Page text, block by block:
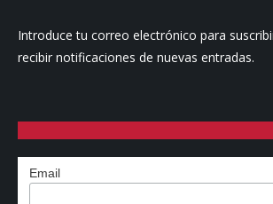
Introduce tu correo electrónico para
recibir notificaciones de nuevas entradas.
Email